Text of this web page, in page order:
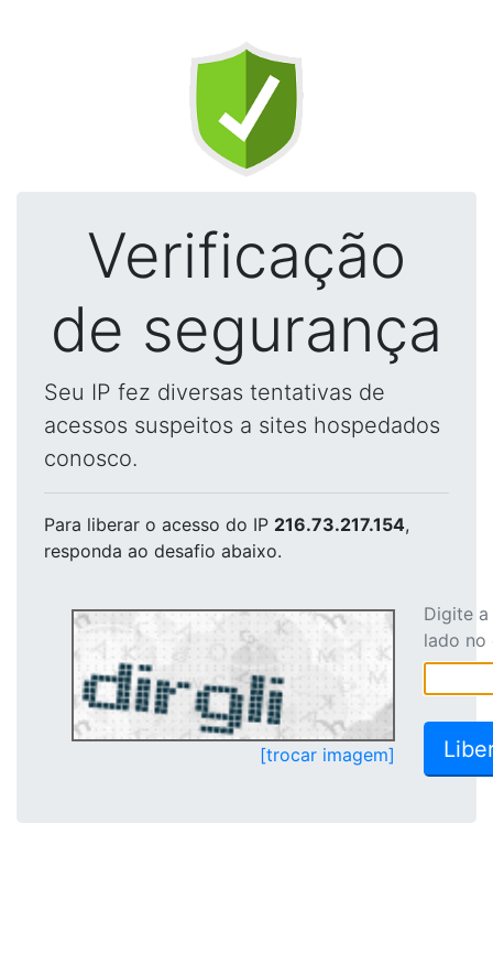
Verificação
de segurança
Seu IP fez diversas tentativas de
acessos suspeitos a sites hospedados
conosco.
Para liberar o acesso do IP 216.73.217.154,
responda ao desafio abaixo.
[trocar imagem]
Digite
lado no